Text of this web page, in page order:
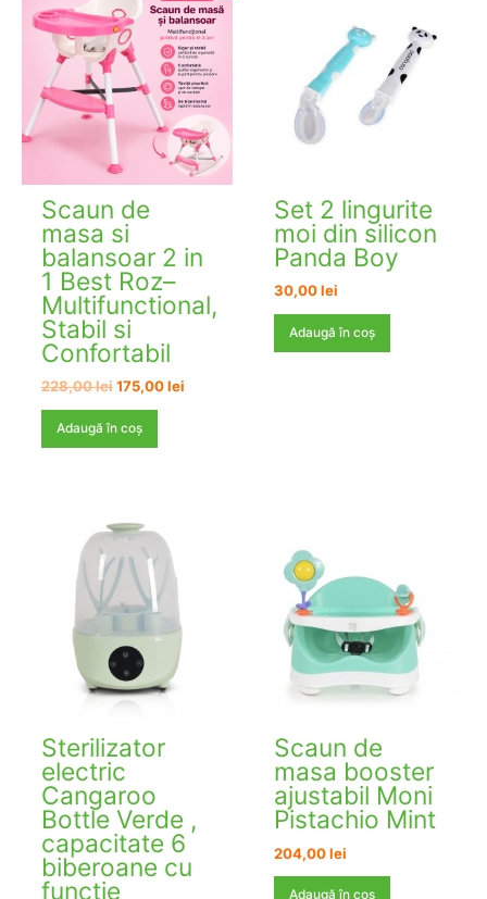
Scaun de
masa si
balansoar 2 in
1 Best Roz–
Multifunctional,
Stabil si
Confortabil
228,00lei Prețul
a
fost:
175,00leiPrețul
Adaugă în coș
Set 2 lingurite
moi din silicon
Panda Boy
30,00lei
Adaugă în coș
Sterilizator
electric
Cangaroo
Bottle Verde ,
capacitate 6
biberoane cu
functie
Scaun de
masa booster
ajustabil Moni
Pistachio Mint
204,00lei
Adaugă în coș